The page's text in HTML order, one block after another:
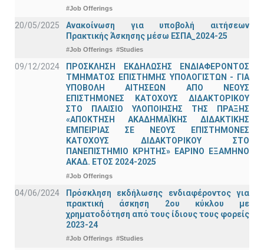
#Job Offerings
20/05/2025
Ανακοίνωση για υποβολή αιτήσεων
Πρακτικής Άσκησης μέσω ΕΣΠΑ_2024-25
#Job Offerings #Studies
09/12/2024
ΠΡΟΣΚΛΗΣΗ ΕΚΔΗΛΩΣΗΣ ΕΝΔΙΑΦΕΡΟΝΤΟΣ
ΤΜΗΜΑΤΟΣ ΕΠΙΣΤΗΜΗΣ ΥΠΟΛΟΓΙΣΤΩΝ - ΓΙΑ
ΥΠΟΒΟΛΗ ΑΙΤΗΣΕΩΝ ΑΠΟ ΝΕΟΥΣ
ΕΠΙΣΤΗΜΟΝΕΣ ΚΑΤΟΧΟΥΣ ΔΙΔΑΚΤΟΡΙΚΟΥ
ΣΤΟ ΠΛΑΙΣΙΟ ΥΛΟΠΟΙΗΣΗΣ ΤΗΣ ΠΡΑΞΗΣ
«ΑΠΟΚΤΗΣΗ ΑΚΑΔΗΜΑΪΚΗΣ ΔΙΔΑΚΤΙΚΗΣ
ΕΜΠΕΙΡΙΑΣ ΣΕ ΝΕΟΥΣ ΕΠΙΣΤΗΜΟΝΕΣ
ΚΑΤΟΧΟΥΣ ΔΙΔΑΚΤΟΡΙΚΟΥ ΣΤΟ
ΠΑΝΕΠΙΣΤΗΜΙΟ ΚΡΗΤΗΣ» ΕΑΡΙΝΟ ΕΞΑΜΗΝΟ
ΑΚΑΔ. ΕΤΟΣ 2024-2025
#Job Offerings
04/06/2024
Πρόσκληση εκδήλωσης ενδιαφέροντος για
πρακτική άσκηση 2ου κύκλου με
χρηματοδότηση από τους ίδιους τους φορείς
2023-24
#Job Offerings #Studies